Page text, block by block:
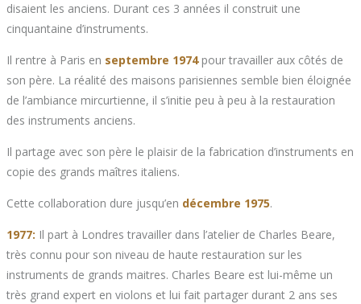
disaient les anciens. Durant ces 3 années il construit une
cinquantaine d’instruments.
Il rentre à Paris en septembre 1974pour travailler aux côtés de
son père. La réalité des maisons parisiennes semble bien éloignée
de l’ambiance mircurtienne, il s’initie peu à peu à la restauration
des instruments anciens.
Il partage avec son père le plaisir de la fabrication d’instruments en
copie des grands maîtres italiens.
Cette collaboration dure jusqu’en décembre 1975.
1977: Il part à Londres travailler dans l’atelier de Charles Beare,
très connu pour son niveau de haute restauration sur les
instruments de grands maitres. Charles Beare est lui-même un
très grand expert en violons et lui fait partager durant 2 ans ses